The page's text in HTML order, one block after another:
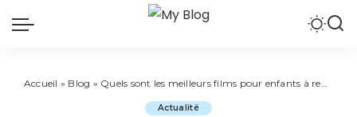
Accueil » Blog » Quels sont les meilleurs films pour enfants à regarder sur Disney+?
Actualité